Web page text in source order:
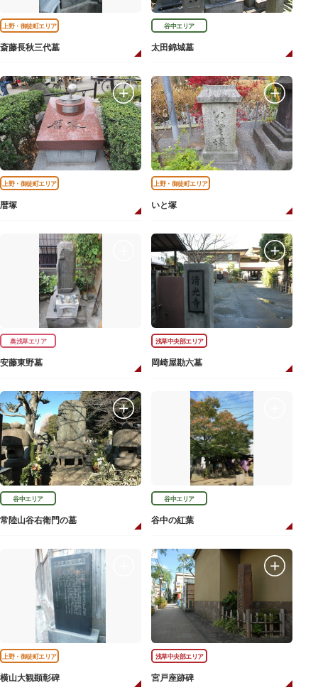
上野・御徒町エリア
斎藤長秋三代墓
谷中エリア
太田錦城墓
上野・御徒町エリア
暦塚
上野・御徒町エリア
いと塚
奥浅草エリア
安藤東野墓
浅草中央部エリア
岡崎屋勘六墓
谷中エリア
常陸山谷右衛門の墓
谷中エリア
谷中の紅葉
上野・御徒町エリア
横山大観顕彰碑
浅草中央部エリア
宮戸座跡碑